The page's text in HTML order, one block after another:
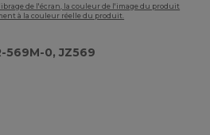
de l'écran, la couleur de l'image du produit
à la couleur réelle du produit.
569M-0, JZ569